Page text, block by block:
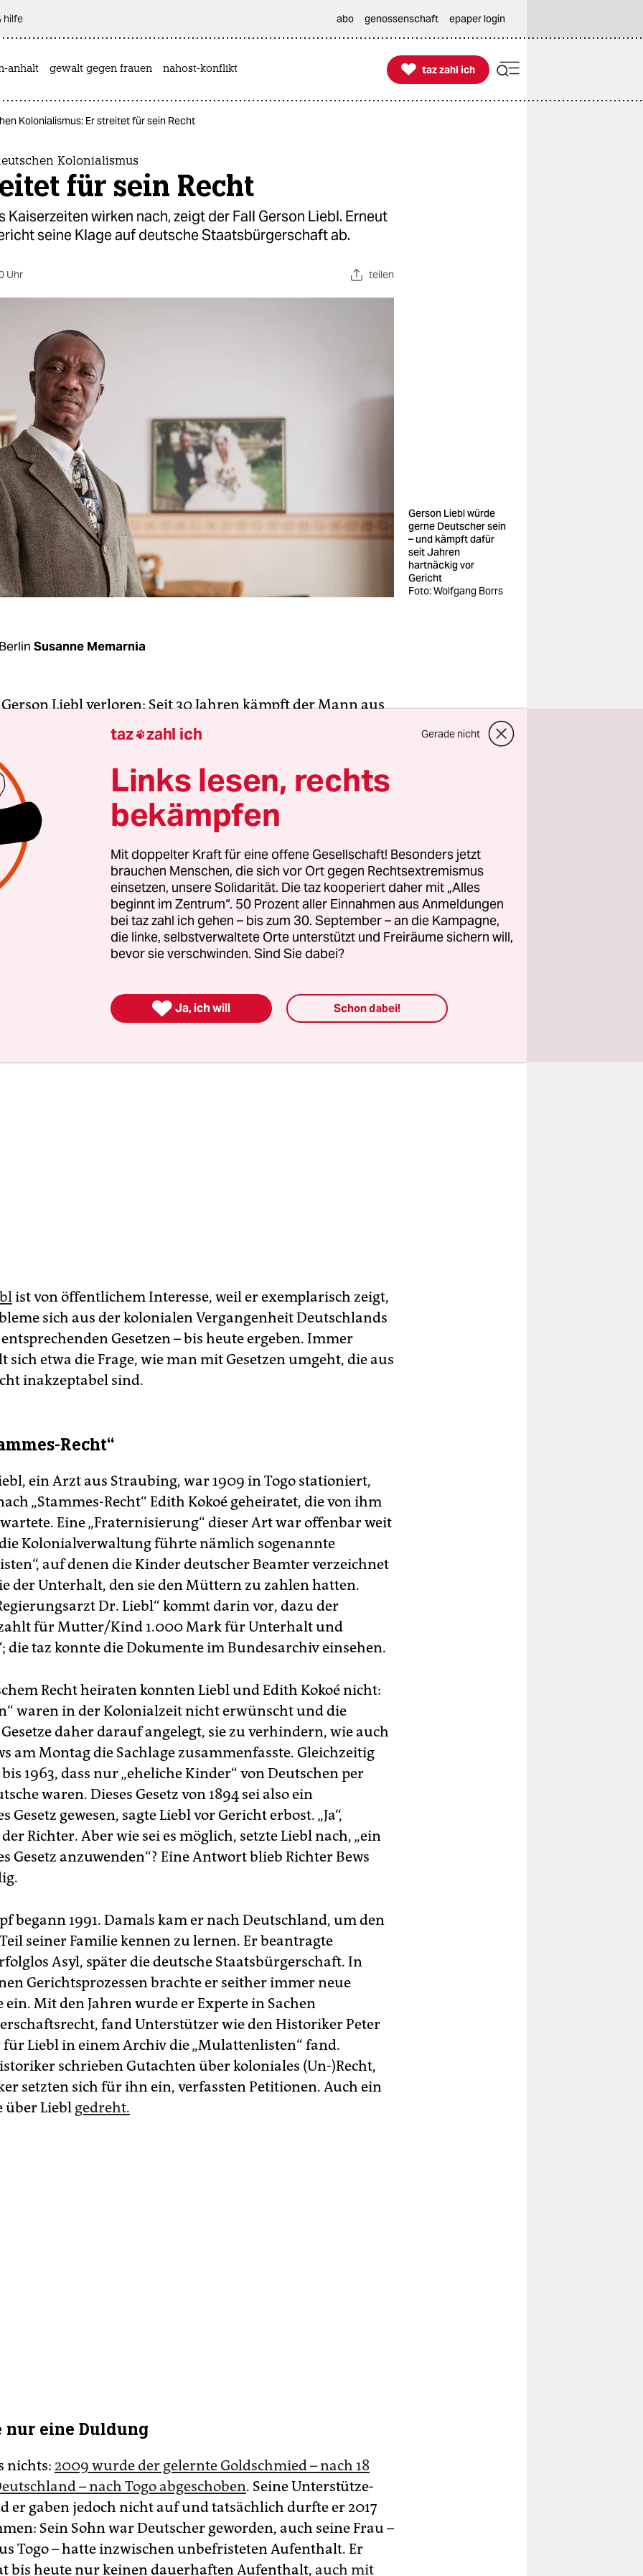
hilfe abo genossenschaft epaper login
anhalt gewalt gegen frauen nahost-konflikt 
taz zahl ich
taz zahl ich
Kolonialismus: Er streitet für sein Recht
Kolonialismus
für sein Recht
Kaiserzeiten wirken nach, zeigt der Fall Gerson Liebl. Erneut
seine Klage auf deutsche Staatsbürgerschaft ab.
Uhr teilen
Gerson Liebl würde
gerne Deutscher sein
– und kämpft dafür
seit Jahren
hartnäckig vor
Gericht
Foto: Wolfgang Borrs
Susanne Memarnia
Liebl verloren: Seit 30 Jahren kämpft der Mann aus
deutschen Pass mit dem Argument, dass er einen
hatte, der in der Kolonialzeit Beamter im
Schutzgebiet“ war. Wiederholt hat er deswegen deutsche
– aktuell wollte er das Land Berlin dazu verdonnern,
Staatsangehörigkeitsausweis auszustellen. Ein
bekommen im Ausland lebende Deutsche als
Staatsangehörigkeit.
Antrag lehnte das Verwaltungsgericht am Montag ab.
James Bews in der mündlichen Verhandlung zu, dass
aus der Kaiserzeit „selbstverständlich rassistisch“ waren.
„für die Beurteilung der Rechtslage nicht erheblich“,
kein politisches Urteil fällen.“
ist von öffentlichem Interesse, weil er exemplarisch zeigt,
sich aus der kolonialen Vergangenheit Deutschlands
Gesetzen – bis heute ergeben. Immer
sich etwa die Frage, wie man mit Gesetzen umgeht, die aus
inakzeptabel sind.
Recht“
ein Arzt aus Straubing, war 1909 in Togo stationiert,
„Stammes-Recht“ Edith Kokoé geheiratet, die von ihm
Eine „Fraternisierung“ dieser Art war offenbar weit
Kolonialverwaltung führte nämlich sogenannte
auf denen die Kinder deutscher Beamter verzeichnet
der Unterhalt, den sie den Müttern zu zahlen hatten.
Dr. Liebl“ kommt darin vor, dazu der
für Mutter/Kind 1.000 Mark für Unterhalt und
die taz konnte die Dokumente im Bundesarchiv einsehen.
Recht heiraten konnten Liebl und Edith Kokoé nicht:
waren in der Kolonialzeit nicht erwünscht und die
daher darauf angelegt, sie zu verhindern, wie auch
am Montag die Sachlage zusammenfasste. Gleichzeitig
1963, dass nur „eheliche Kinder“ von Deutschen per
waren. Dieses Gesetz von 1894 sei also ein
Gesetz gewesen, sagte Liebl vor Gericht erbost. „Ja“,
Richter. Aber wie sei es möglich, setzte Liebl nach, „ein
Gesetz anzuwenden“? Eine Antwort blieb Richter Bews
begann 1991. Damals kam er nach Deutschland, um den
seiner Familie kennen zu lernen. Er beantragte
Asyl, später die deutsche Staatsbürgerschaft. In
Gerichtsprozessen brachte er seither immer neue
Mit den Jahren wurde er Experte in Sachen
fand Unterstützer wie den Historiker Peter
für Liebl in einem Archiv die „Mulattenlisten“ fand.
schrieben Gutachten über koloniales (Un-)Recht,
setzten sich für ihn ein, verfassten Petitionen. Auch ein
über Liebl gedreht.
nur eine Duldung
nichts: 2009 wurde der gelernte Goldschmied – nach 18
– nach Togo abgeschoben. Seine Un­ter­stüt­ze­
er gaben jedoch nicht auf und tatsächlich durfte er 2017
Sein Sohn war Deutscher geworden, auch seine Frau –
Togo – hatte inzwischen unbefristeten Aufenthalt. Er
bis heute nur keinen dauerhaften Aufenthalt, auch mit
taz zahl ich Gerade nicht
Links lesen, rechts
bekämpfen
Mit doppelter Kraft für eine offene Gesellschaft! Besonders jetzt
brauchen Menschen, die sich vor Ort gegen Rechtsextremismus
einsetzen, unsere Solidarität. Die taz kooperiert daher mit „Alles
beginnt im Zentrum“. 50 Prozent aller Einnahmen aus Anmeldungen
bei taz zahl ich gehen – bis zum 30. September – an die Kampagne,
die linke, selbstverwaltete Orte unterstützt und Freiräume sichern will,
bevor sie verschwinden. Sind Sie dabei?
 Ja, ich will Schon dabei!